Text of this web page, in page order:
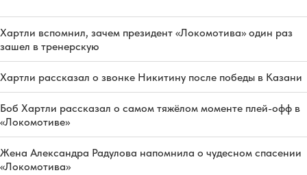
Хартли вспомнил, зачем президент «Локомотива» один раз
зашел в тренерскую
Хартли рассказал о звонке Никитину после победы в Казани
Боб Хартли рассказал о самом тяжёлом моменте плей-офф в
«Локомотиве»
Жена Александра Радулова напомнила о чудесном спасении
«Локомотива»